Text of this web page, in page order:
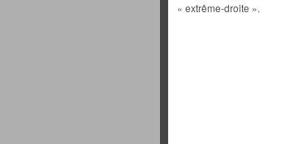
« extrême-droite ».